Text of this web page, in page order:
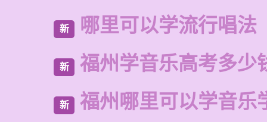
新 哪里可以学流行唱法
新 福州学音乐高考多少
新 福州哪里可以学音乐